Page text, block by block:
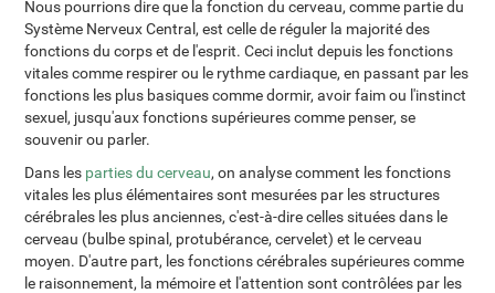
Nous pourrions dire que la fonction du cerveau, comme partie du
Système Nerveux Central, est celle de réguler la majorité des
fonctions du corps et de l'esprit. Ceci inclut depuis les fonctions
vitales comme respirer ou le rythme cardiaque, en passant par les
fonctions les plus basiques comme dormir, avoir faim ou l'instinct
sexuel, jusqu'aux fonctions supérieures comme penser, se
souvenir ou parler.
Dans les parties du cerveau, on analyse comment les fonctions
vitales les plus élémentaires sont mesurées par les structures
cérébrales les plus anciennes, c'est-à-dire celles situées dans le
cerveau (bulbe spinal, protubérance, cervelet) et le cerveau
moyen. D'autre part, les fonctions cérébrales supérieures comme
le raisonnement, la mémoire et l'attention sont contrôlées par les